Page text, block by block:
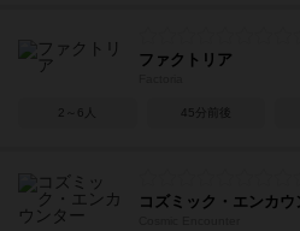
ファクトリア
2～6人 45分前後
コズミック・エンカウ